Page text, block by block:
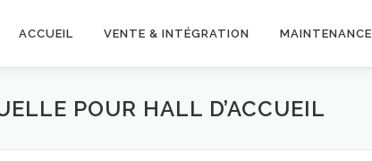
ACCUEIL VENTE & INTÉGRATION MAINTENANCE
POUR HALL D’ACCUEIL